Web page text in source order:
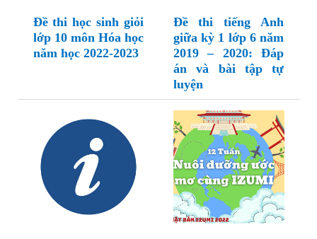
Đề thi học sinh giỏi
lớp 10 môn Hóa học
năm học 2022-2023
Đề thi tiếng Anh
giữa kỳ 1 lớp 6 năm
2019 – 2020: Đáp
án và bài tập tự
luyện